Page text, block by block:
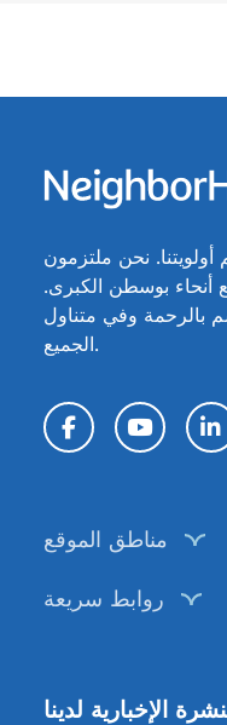
أولويتنا. نحن ملتزمون
أنحاء بوسطن الكبرى.
بالرحمة وفي متناول
الجميع.
فيسبوكيوتيوب
مناطق الموقع
روابط سريعة
الإخبارية لدينا